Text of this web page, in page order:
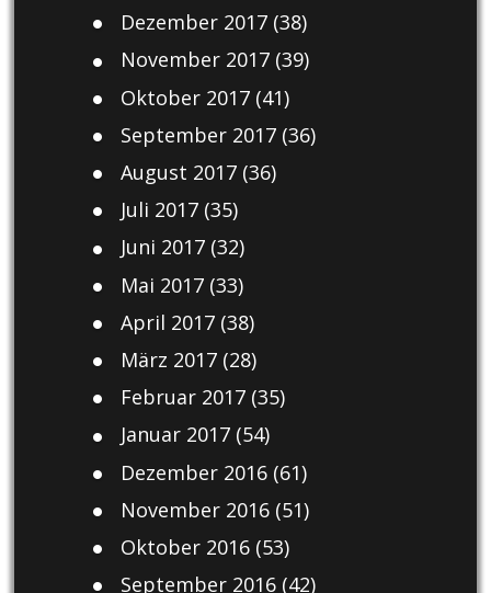
Dezember 2017(38)
November 2017(39)
Oktober 2017(41)
September 2017(36)
August 2017(36)
Juli 2017(35)
Juni 2017(32)
Mai 2017(33)
April 2017(38)
März 2017(28)
Februar 2017(35)
Januar 2017(54)
Dezember 2016(61)
November 2016(51)
Oktober 2016(53)
September 2016(42)